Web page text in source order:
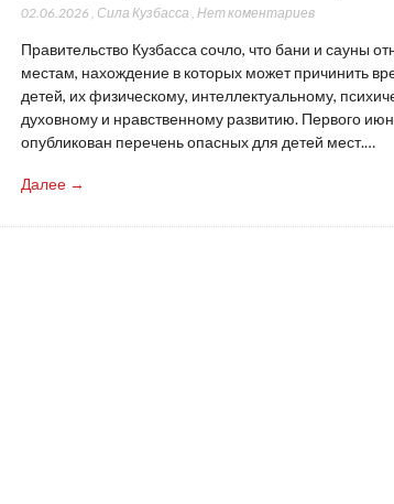
02.06.2026 Сила Кузбасса Нет коментариев
Правительство Кузбасса сочло, что бани и сауны
местам, нахождение в которых может причинить
детей, их физическому, интеллектуальному,
духовному и нравственному развитию. Первого
опубликован перечень опасных для детей мест.…
Далее →